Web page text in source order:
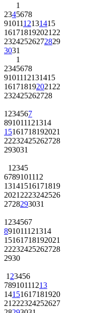
1
2345678
9101112131415
161718192021 22
23242526272829
3031
1
2345678
9101112131415
161718192021 22
232425262728
1 234567
891011121314
15161718192021
22232425262728
293031
1 2345
6789101112
13141516171819
2021 2223242526
2728293031
1 234567
891011121314
15161718192021
22232425262728
2930
1 23456
78910111213
14151617181920
21 222324252627